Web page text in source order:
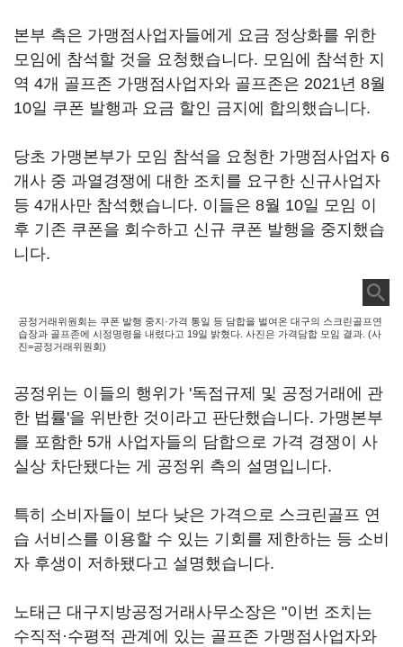
본부 측은 가맹점사업자들에게 요금 정상화를 위한
모임에 참석할 것을 요청했습니다. 모임에 참석한 지
역 4개 골프존 가맹점사업자와 골프존은 2021년 8월
10일 쿠폰 발행과 요금 할인 금지에 합의했습니다.
당초 가맹본부가 모임 참석을 요청한 가맹점사업자 6
개사 중 과열경쟁에 대한 조치를 요구한 신규사업자
등 4개사만 참석했습니다. 이들은 8월 10일 모임 이
후 기존 쿠폰을 회수하고 신규 쿠폰 발행을 중지했습
니다.
공정거래위원회는 쿠폰 발행 중지·가격 통일 등 담합을 벌여온 대구의 스크린골프연
습장과 골프존에 시정명령을 내렸다고 19일 밝혔다. 사진은 가격담합 모임 결과. (사
진=공정거래위원회)
공정위는 이들의 행위가 '독점규제 및 공정거래에 관
한 법률'을 위반한 것이라고 판단했습니다. 가맹본부
를 포함한 5개 사업자들의 담합으로 가격 경쟁이 사
실상 차단됐다는 게 공정위 측의 설명입니다.
특히 소비자들이 보다 낮은 가격으로 스크린골프 연
습 서비스를 이용할 수 있는 기회를 제한하는 등 소비
자 후생이 저하됐다고 설명했습니다.
노태근 대구지방공정거래사무소장은 "이번 조치는
수직적·수평적 관계에 있는 골프존 가맹점사업자와